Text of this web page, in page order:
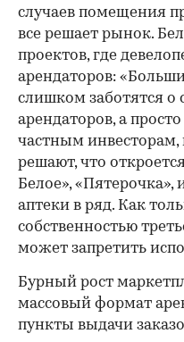
случаев помещения
все решает рынок.
проектов, где
арендаторов:
слишком заботятся о
арендаторов, а
частным
решают, что
Белое»,
аптеки в ряд. Как
собственностью
может запретить
Бурный рост
массовый формат
пункты выдачи